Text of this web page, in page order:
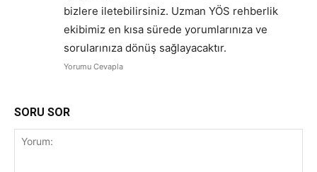
bizlere iletebilirsiniz. Uzman YÖS rehberlik
ekibimiz en kısa sürede yorumlarınıza ve
sorularınıza dönüş sağlayacaktır.
Yorumu Cevapla
SORU SOR